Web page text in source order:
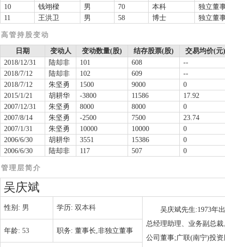
10
钱翊樑 男 70 本科
独立董
11
王洪卫 男 58 博士 独立董
高管持股变动
日期 变动人 变动数量(股) 结存股票(股)
交易均价(元)
2018/12/31
陆却非 101 608
--
2018/7/12
陆却非 102 609
--
2018/7/12
朱坚勇 1500 9000
0
2015/1/21
胡耕华 -3800 11586
17.92
2007/12/31
朱坚勇 8000 8000
0
2007/8/14
朱坚勇 -2500 7500
23.74
2007/1/31
朱坚勇 10000 10000
0
2006/6/30
胡耕华 3551 15386
0
2006/6/30
陆却非 117 507 0
管理层简介
吴庆斌
性别: 男 学历: 双本科
吴庆斌先生:1973年
总经理助理、业务副总
公司董事;广联(南宁)投
年龄: 53 职务: 董事长,非独立董事